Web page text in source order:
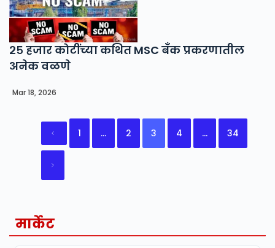
२५ हजार कोटींच्या कथित MSC बँक प्रकरणातील
अनेक वळणे
Mar 18, 2026
1 … 2 3 4 … 34
मार्केट